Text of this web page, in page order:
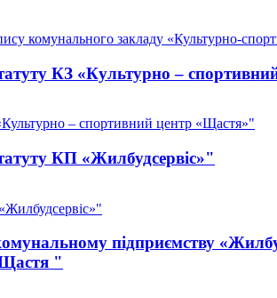
комунального закладу «Культурно-
КЗ «Культурно –
– спортивний центр «Щастя»"
КП «Жилбудсервіс»"
підприємству
Щастя "